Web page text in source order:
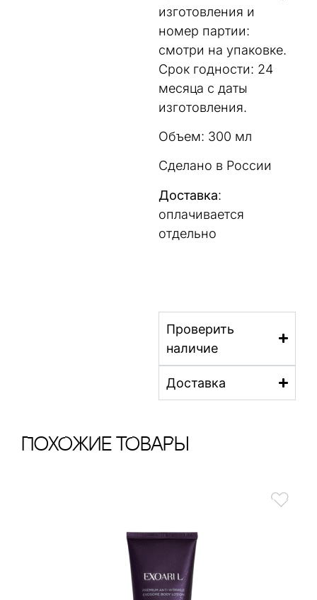
изготовления и
номер партии:
смотри на упаковке.
Срок годности: 24
месяца с даты
изготовления.
Объем: 300 мл
Сделано в России
Доставка:
оплачивается
отдельно
Проверить
наличие
Доставка
ПохОжИе тОваРы